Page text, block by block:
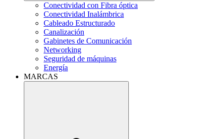
Conectividad con Fibra óptica
Conectividad Inalámbrica
Cableado Estructurado
Canalización
Gabinetes de Comunicación
Networking
Seguridad de máquinas
Energía
MARCAS